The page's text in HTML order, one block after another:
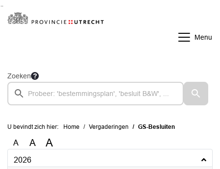
Menu
Zoeken
U bevindt zich hier: Home Vergaderingen GS-Besluiten
A A A
2026